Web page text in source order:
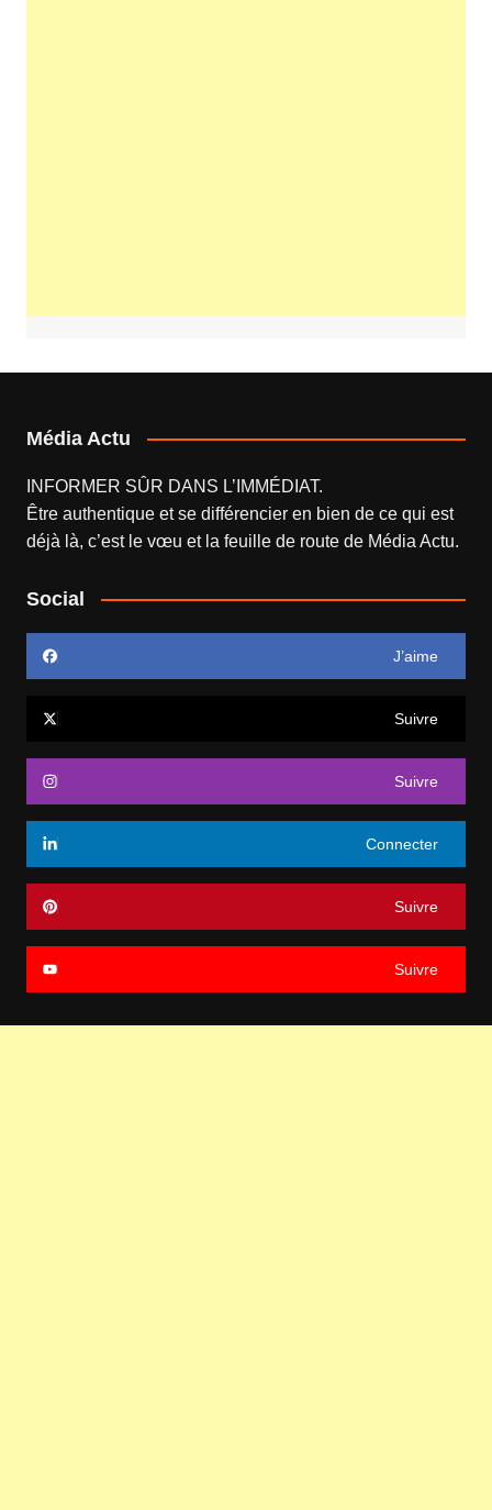
Média Actu
INFORMER SÛR DANS L’IMMÉDIAT.
Être authentique et se différencier en bien de ce qui est
déjà là, c’est le vœu et la feuille de route de Média Actu.
Social
J’aime
Suivre
Suivre
Connecter
Suivre
Suivre